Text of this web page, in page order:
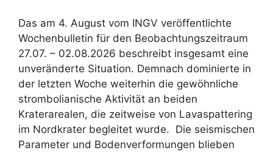
Das am 4. August vom INGV veröffentlichte
Wochenbulletin für den Beobachtungszeitraum
27.07. – 02.08.2026 beschreibt insgesamt eine
unveränderte Situation. Demnach dominierte in
der letzten Woche weiterhin die gewöhnliche
strombolianische Aktivität an beiden
Kraterarealen, die zeitweise von Lavaspattering
im Nordkrater begleitet wurde. Die seismischen
Parameter und Bodenverformungen blieben